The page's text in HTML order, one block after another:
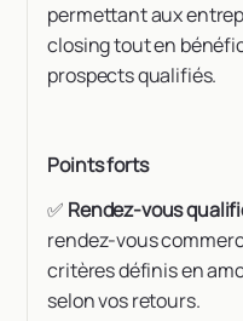
permettant aux
closing tout en
prospects qualifiés.
Points forts
✅ Rendez-vous
rendez-vous
critères définis en
selon vos retours.